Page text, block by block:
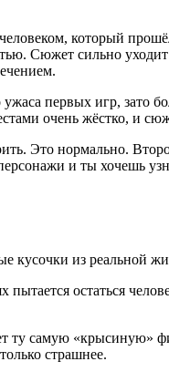
который
Сюжет сильно
первых игр, зато
очень жёстко, и
Это нормально.
и ты хочешь
кусочки из реальной
остаться
самую «крысиную»
страшнее.